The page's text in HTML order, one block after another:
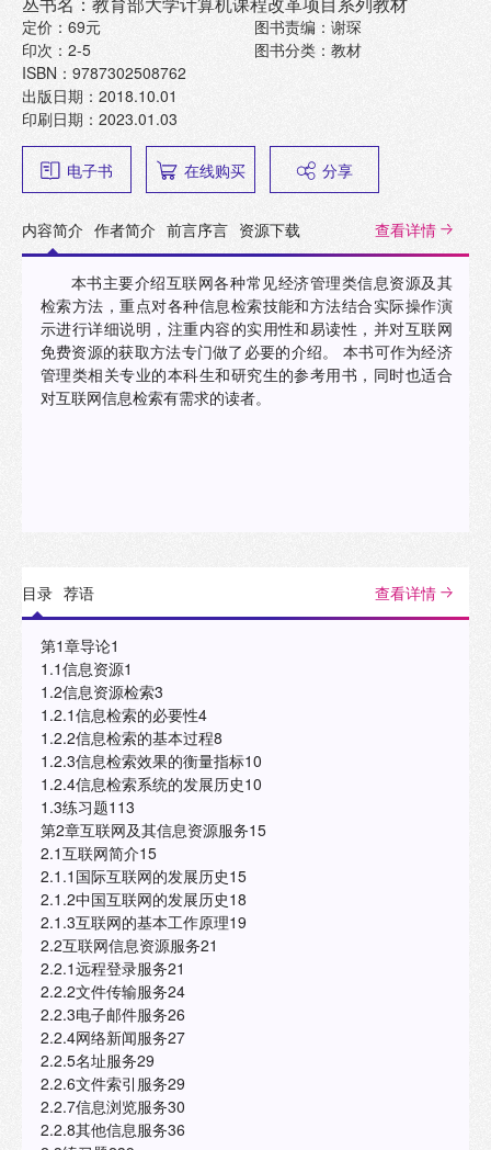
定价：69元
印次：2-5
ISBN：9787302508762
出版日期：2018.10.01
印刷日期：2023.01.03
图书责编：谢琛
图书分类：教材
电子书 在线购买 分享
内容简介 作者简介 前言序言 资源下载 查看详情
本书主要介绍互联网各种常见经济管理类信息资源及其
检索方法，重点对各种信息检索技能和方法结合实际操作演
示进行详细说明，注重内容的实用性和易读性，并对互联网
免费资源的获取方法专门做了必要的介绍。 本书可作为经济
管理类相关专业的本科生和研究生的参考用书，同时也适合
对互联网信息检索有需求的读者。
目录 荐语 查看详情
第1章导论1
1.1信息资源1
1.2信息资源检索3
1.2.1信息检索的必要性4
1.2.2信息检索的基本过程8
1.2.3信息检索效果的衡量指标10
1.2.4信息检索系统的发展历史10
1.3练习题113
第2章互联网及其信息资源服务15
2.1互联网简介15
2.1.1国际互联网的发展历史15
2.1.2中国互联网的发展历史18
2.1.3互联网的基本工作原理19
2.2互联网信息资源服务21
2.2.1远程登录服务21
2.2.2文件传输服务24
2.2.3电子邮件服务26
2.2.4网络新闻服务27
2.2.5名址服务29
2.2.6文件索引服务29
2.2.7信息浏览服务30
2.2.8其他信息服务36